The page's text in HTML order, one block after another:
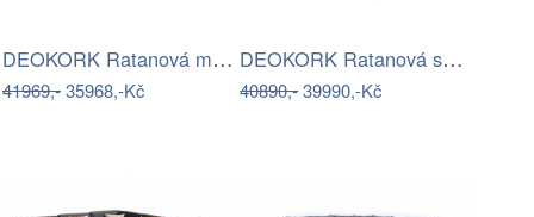
DEOKORK Ratanová modulová sestava…
41969,-35968,-Kč
DEOKORK Ratanová sestava PAOLA antracit…
40890,-39990,-Kč